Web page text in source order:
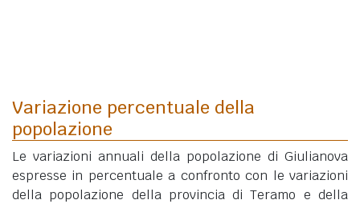
Variazione percentuale della
popolazione
Le variazioni annuali della popolazione di Giulianova
espresse in percentuale a confronto con le variazioni
della popolazione della provincia di Teramo e della